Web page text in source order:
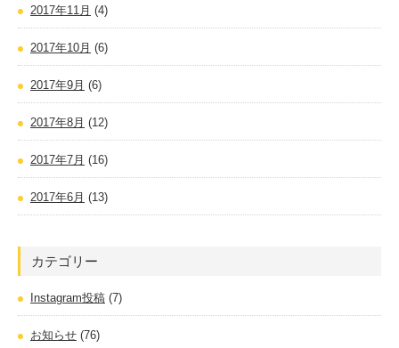
2017年11月 (4)
2017年10月 (6)
2017年9月 (6)
2017年8月 (12)
2017年7月 (16)
2017年6月 (13)
カテゴリー
Instagram投稿 (7)
お知らせ (76)